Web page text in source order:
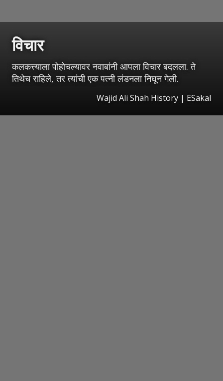
विचार
कलकत्त्याला पोहोचल्यावर नवाबांनी आपला विचार बदलला. ते
तिथेच राहिले, तर त्यांची एक पत्नी लंडनला निघून गेली.
Wajid Ali Shah History | ESakal